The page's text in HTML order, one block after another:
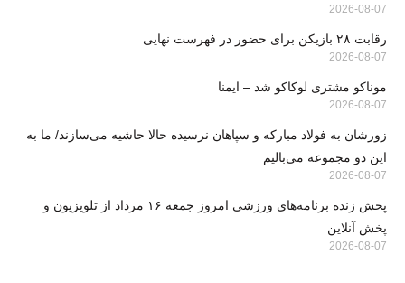
2026-08-07
رقابت ۲۸ بازیکن برای حضور در فهرست نهایی
2026-08-07
موناکو مشتری لوکاکو شد – ایمنا
2026-08-07
زورشان به فولاد مبارکه و سپاهان نرسیده حالا حاشیه می‌سازند/ ما به
این دو مجموعه می‌بالیم
2026-08-07
پخش زنده برنامه‌های ورزشی امروز جمعه ۱۶ مرداد از تلویزیون و
پخش آنلاین
2026-08-07